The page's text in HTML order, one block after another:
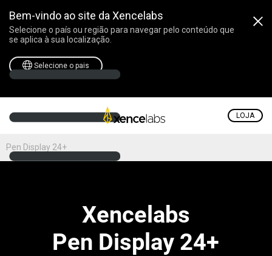
Bem-vindo ao site da Xencelabs
Selecione o país ou região para navegar pelo conteúdo que
se aplica à sua localização.
Selecione o pais
LOJA
Pen Display 24+
Xencelabs
Pen Display 24+